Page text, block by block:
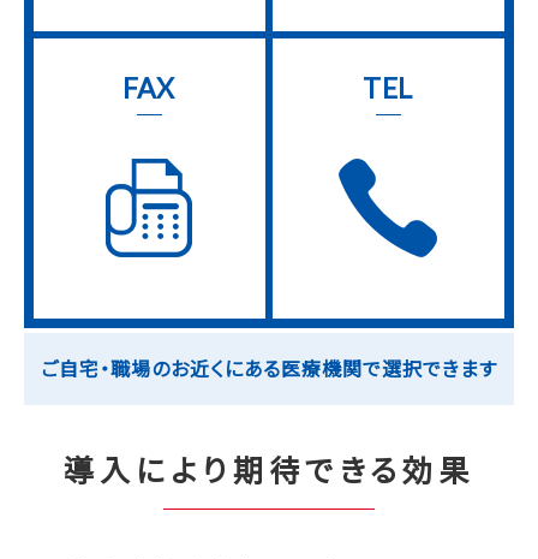
FAX TEL
ご自宅・職場のお近くにある医療機関で選択できます
導入により期待できる効果